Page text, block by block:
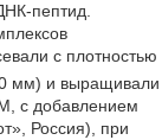
пептид.
с плотностью
мм) и выращивали
с добавлением
Россия), при